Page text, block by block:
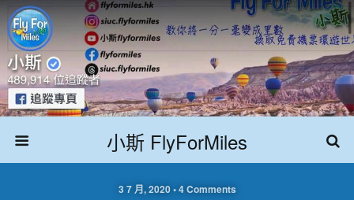
小斯 FlyForMiles
3 7 月, 2020 • 4 Comments